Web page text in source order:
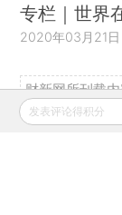
专栏｜世界
2020年03月21日
财新网所刊载
专属所有或持
建立镜像等任
发表评论得积分